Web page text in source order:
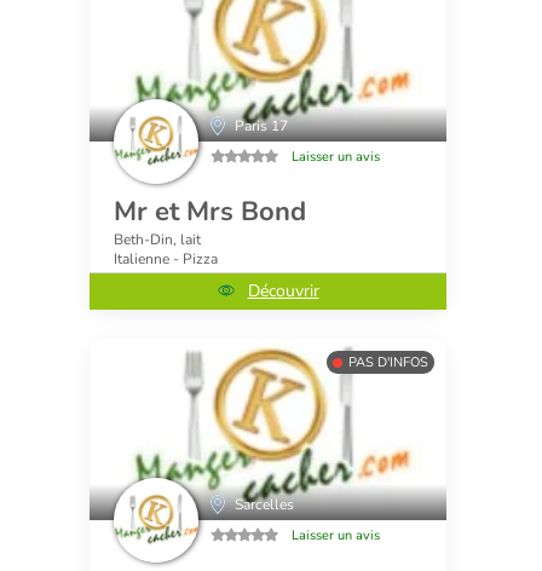
Paris 17
Laisser un avis
Mr et Mrs Bond
Beth-Din, lait
Italienne - Pizza
Découvrir
PAS D'INFOS
Sarcelles
Laisser un avis